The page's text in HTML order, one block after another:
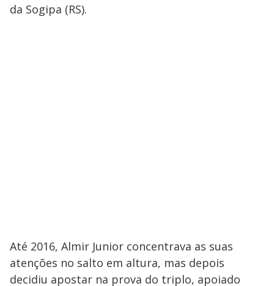
da Sogipa (RS).
Até 2016, Almir Junior concentrava as suas
atenções no salto em altura, mas depois
decidiu apostar na prova do triplo, apoiado